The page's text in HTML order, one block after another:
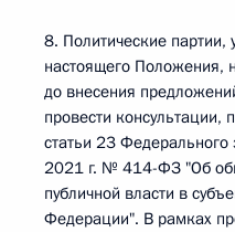
8. Политические партии,
настоящего Положения,
до внесения
провести консультации,
статьи 23
2021 г. № 414-ФЗ "Об
публичной власти в
Федерации". В рамках